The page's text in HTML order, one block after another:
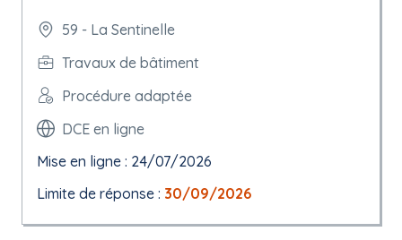
59 - La Sentinelle
Travaux de bâtiment
Procédure adaptée
DCE en ligne
Mise en ligne : 24/07/2026
Limite de réponse : 30/09/2026